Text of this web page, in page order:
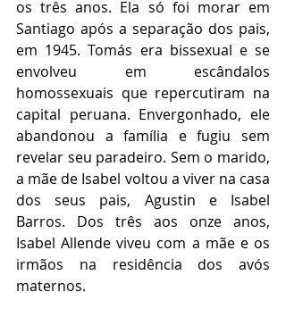
os três anos. Ela só foi morar em
Santiago após a separação dos pais,
em 1945. Tomás era bissexual e se
envolveu em escândalos
homossexuais que repercutiram na
capital peruana. Envergonhado, ele
abandonou a família e fugiu sem
revelar seu paradeiro. Sem o marido,
a mãe de Isabel voltou a viver na casa
dos seus pais, Agustin e Isabel
Barros. Dos três aos onze anos,
Isabel Allende viveu com a mãe e os
irmãos na residência dos avós
maternos.